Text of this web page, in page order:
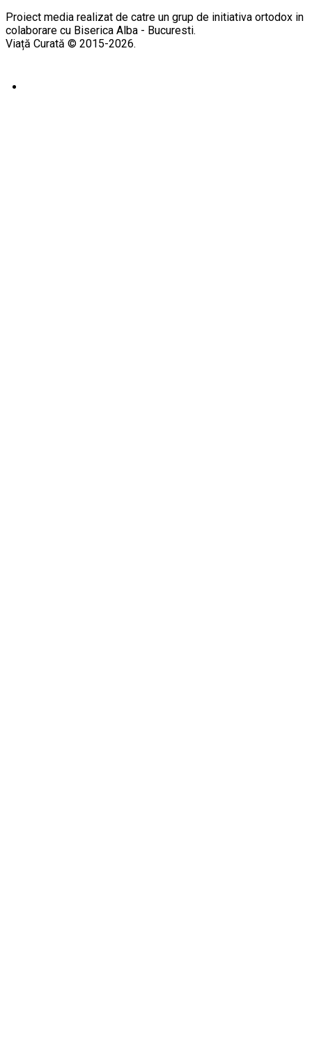
Proiect media realizat de catre un grup de initiativa ortodox in
colaborare cu Biserica Alba - Bucuresti.
Viață Curată © 2015-2026.